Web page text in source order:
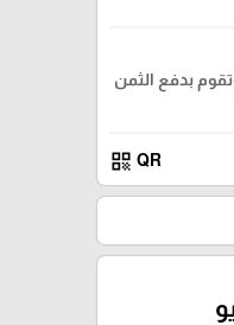
بدفع الثمن
QR
qr_code